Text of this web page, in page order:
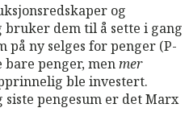
og
dem til å sette i gang
på ny selges for penger (P-
bare penger, menmer
ble investert.
pengesum er det Marx